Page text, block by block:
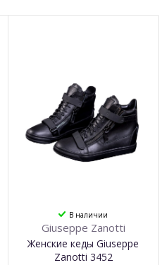
В наличии
Giuseppe Zanotti
Женские кеды Giuseppe
Zanotti 3452